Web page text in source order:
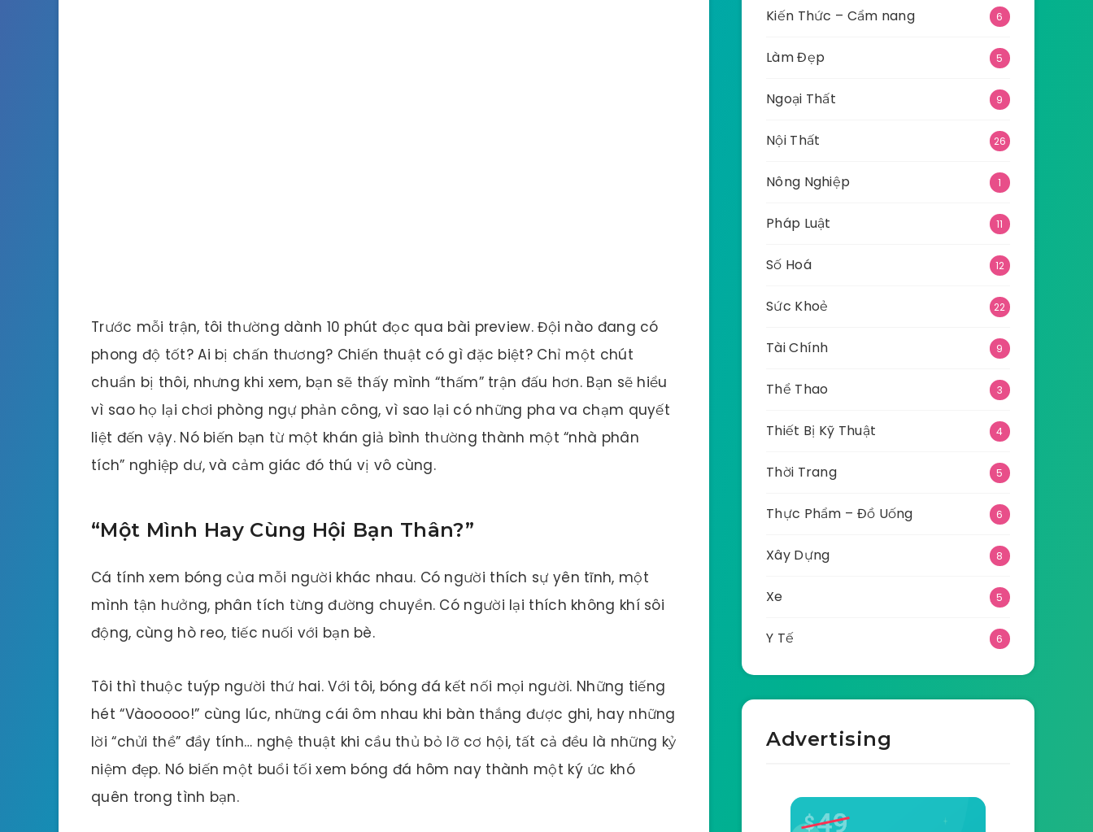
Trước mỗi trận, tôi thường dành 10 phút đọc qua bài preview. Đội nào đang có
phong độ tốt? Ai bị chấn thương? Chiến thuật có gì đặc biệt? Chỉ một chút
chuẩn bị thôi, nhưng khi xem, bạn sẽ thấy mình “thấm” trận đấu hơn. Bạn sẽ hiểu
vì sao họ lại chơi phòng ngự phản công, vì sao lại có những pha va chạm quyết
liệt đến vậy. Nó biến bạn từ một khán giả bình thường thành một “nhà phân
tích” nghiệp dư, và cảm giác đó thú vị vô cùng.
“Một Mình Hay Cùng Hội Bạn Thân?”
Cá tính xem bóng của mỗi người khác nhau. Có người thích sự yên tĩnh, một
mình tận hưởng, phân tích từng đường chuyền. Có người lại thích không khí sôi
động, cùng hò reo, tiếc nuối với bạn bè.
Tôi thì thuộc tuýp người thứ hai. Với tôi, bóng đá kết nối mọi người. Những tiếng
hét “Vàooooo!” cùng lúc, những cái ôm nhau khi bàn thắng được ghi, hay những
lời “chửi thề” đầy tính… nghệ thuật khi cầu thủ bỏ lỡ cơ hội, tất cả đều là những kỷ
niệm đẹp. Nó biến một buổi tối xem bóng đá hôm nay thành một ký ức khó
quên trong tình bạn.
Kiến Thức – Cẩm nang 6
Làm Đẹp 5
Ngoại Thất 9
Nội Thất 26
Nông Nghiệp 1
Pháp Luật 11
Số Hoá 12
Sức Khoẻ 22
Tài Chính 9
Thể Thao 3
Thiết Bị Kỹ Thuật 4
Thời Trang 5
Thực Phẩm – Đồ Uống 6
Xây Dựng 8
Xe 5
Y Tế 6
Advertising